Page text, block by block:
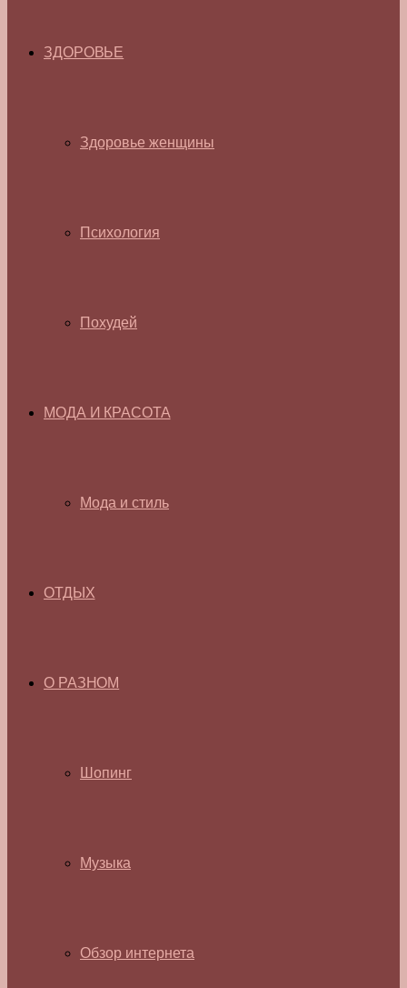
ЗДОРОВЬЕ
Здоровье женщины
Психология
Похудей
МОДА И КРАСОТА
Мода и стиль
ОТДЫХ
О РАЗНОМ
Шопинг
Музыка
Обзор интернета